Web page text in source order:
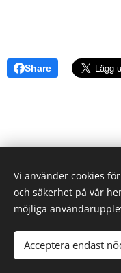
Share
© 2025
Skapad
Vi använder cookies
och säkerhet på vår
möjliga
Acceptera endast